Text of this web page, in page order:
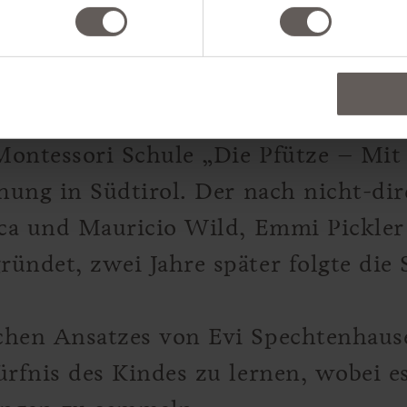
Uhr
am Mittwoch 12. April ist Evi
Hotel Schwarzschmied
Schule „Die Pfütze – Mit
in Südtirol. Der nach nicht-
und Mauricio Wild, Emmi
zwei Jahre später folgte die
Ansatzes von Evi
des Kindes zu lernen, wobei